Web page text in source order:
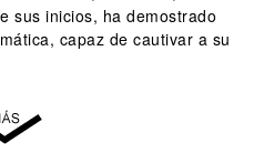
sus inicios, ha demostrado
capaz de cautivar a su